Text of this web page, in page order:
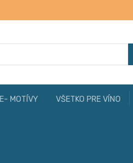
MOTÍVY VŠETKO PRE VÍNO